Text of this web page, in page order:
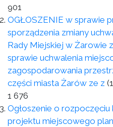
901
OGŁOSZENIE w sprawie
sporządzenia zmiany
Rady Miejskiej w Żarowie
sprawie uchwalenia
zagospodarowania
części miasta Żarów ze z
1 676
Ogłoszenie o rozpoczęciu
projektu miejscowego